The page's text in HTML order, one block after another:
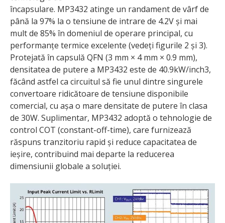
încapsulare. MP3432 atinge un randament de vârf de
până la 97% la o tensiune de intrare de 4.2V și mai
mult de 85% în domeniul de operare principal, cu
performanțe termice excelente (vedeți figurile 2 și 3).
Protejată în capsulă QFN (3 mm × 4 mm × 0.9 mm),
densitatea de putere a MP3432 este de 40.9kW/inch3,
făcând astfel ca circuitul să fie unul dintre singurele
convertoare ridicătoare de tensiune disponibile
comercial, cu așa o mare densitate de putere în clasa
de 30W. Suplimentar, MP3432 adoptă o tehnologie de
control COT (constant-off-time), care furnizează
răspuns tranzitoriu rapid și reduce capacitatea de
ieșire, contribuind mai departe la reducerea
dimensiunii globale a soluției.